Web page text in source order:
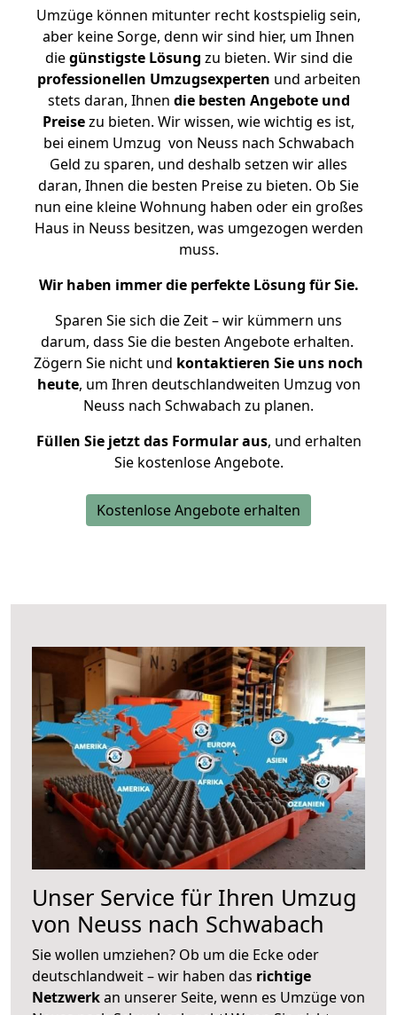
Umzüge können mitunter recht kostspielig sein,
aber keine Sorge, denn wir sind hier, um Ihnen
diegünstigste Lösung zu bieten. Wir sind die
professionellen Umzugsexperten und arbeiten
stets daran, Ihnen die besten Angebote und
Preisezu bieten. Wir wissen, wie wichtig es ist,
bei einem Umzug von Neuss nach Schwabach
Geld zu sparen, und deshalb setzen wir alles
daran, Ihnen die besten Preise zu bieten. Ob Sie
nun eine kleine Wohnung haben oder ein großes
Haus in Neuss besitzen, was umgezogen werden
muss.
Wir haben immer die perfekte Lösung für Sie.
Sparen Sie sich die Zeit – wir kümmern uns
darum, dass Sie die besten Angebote erhalten.
Zögern Sie nicht und kontaktieren Sie uns noch
heute, um Ihren deutschlandweiten Umzug von
Neuss nach Schwabach zu planen.
Füllen Sie jetzt das Formular aus, und erhalten
Sie kostenlose Angebote.
Kostenlose Angebote erhalten
Unser Service für Ihren Umzug
von Neuss nach Schwabach
Sie wollen umziehen? Ob um die Ecke oder
deutschlandweit – wir haben das richtige
Netzwerkan unserer Seite, wenn es Umzüge von